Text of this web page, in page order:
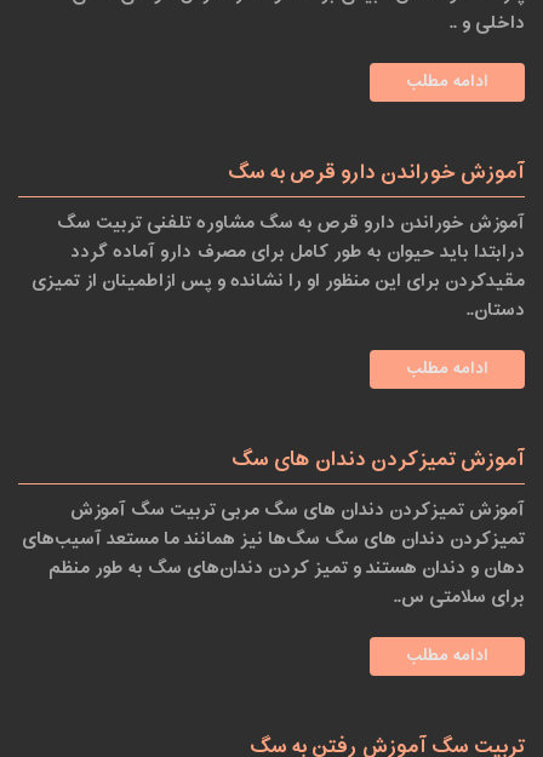
داخلی و ..
ادامه مطلب
آموزش خوراندن دارو قرص به سگ
آموزش خوراندن دارو قرص به سگ مشاوره تلفنی تربیت سگ
درابتدا باید حیوان به طور کامل برای مصرف دارو آماده گردد
مقیدکردن برای این منظور او را نشانده و پس ازاطمینان از تمیزی
دستان..
ادامه مطلب
آموزش تمیزکردن دندان های سگ
آموزش تمیزکردن دندان های سگ مربی تربیت سگ آموزش
تمیزکردن دندان های سگ سگ‌ها نیز همانند ما مستعد آسیب‌های
دهان و دندان هستند و تمیز کردن دندان‌های سگ به طور منظم
برای سلامتی س..
ادامه مطلب
تربیت سگ آموزش رفتن به سگ